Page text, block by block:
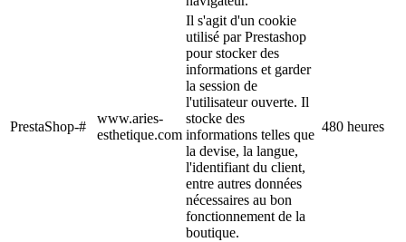
PrestaShop-#
www.aries-
esthetique.com
Il s'agit d'un cookie
utilisé par Prestashop
pour stocker des
informations et garder
la session de
l'utilisateur ouverte. Il
stocke des
informations telles que
la devise, la langue,
l'identifiant du client,
entre autres données
nécessaires au bon
fonctionnement de la
boutique.
480 heures